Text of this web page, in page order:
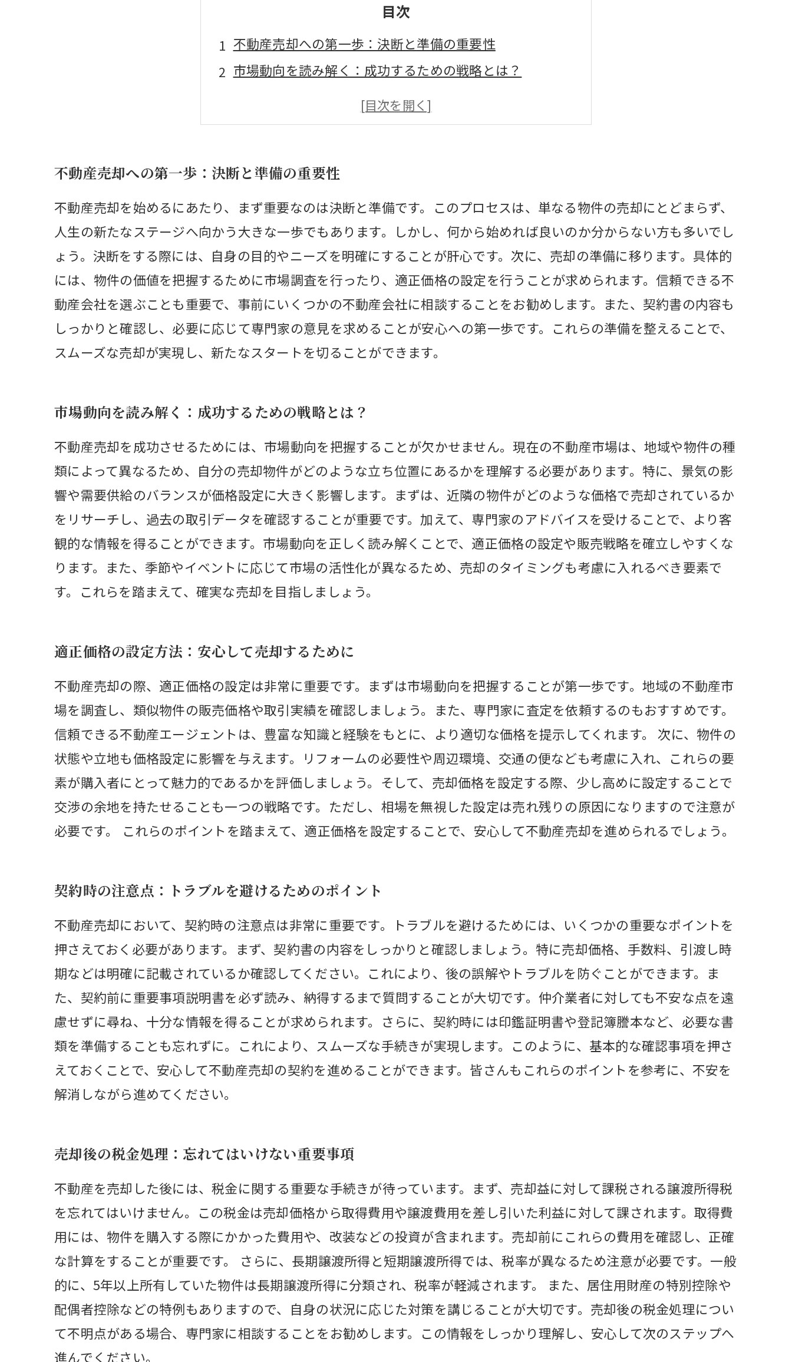
目次
不動産売却への第一歩：決断と準備の重要性
市場動向を読み解く：成功するための戦略とは？
適正価格の設定方法：安心して売却するために
契約時の注意点：トラブルを避けるためのポイント
実体験から学ぶ：成功事例に学ぶ不動産売却の秘訣
安心して任せる不動産売却：新たなスタートを応援します
不動産売却への第一歩：決断と準備の重要性
不動産売却を始めるにあたり、まず重要なのは決断と準備です。このプロセスは、単なる物件の売却にとどまらず、
人生の新たなステージへ向かう大きな一歩でもあります。しかし、何から始めれば良いのか分からない方も多いでし
ょう。決断をする際には、自身の目的やニーズを明確にすることが肝心です。次に、売却の準備に移ります。具体的
には、物件の価値を把握するために市場調査を行ったり、適正価格の設定を行うことが求められます。信頼できる不
動産会社を選ぶことも重要で、事前にいくつかの不動産会社に相談することをお勧めします。また、契約書の内容も
しっかりと確認し、必要に応じて専門家の意見を求めることが安心への第一歩です。これらの準備を整えることで、
スムーズな売却が実現し、新たなスタートを切ることができます。
市場動向を読み解く：成功するための戦略とは？
不動産売却を成功させるためには、市場動向を把握することが欠かせません。現在の不動産市場は、地域や物件の種
類によって異なるため、自分の売却物件がどのような立ち位置にあるかを理解する必要があります。特に、景気の影
響や需要供給のバランスが価格設定に大きく影響します。まずは、近隣の物件がどのような価格で売却されているか
をリサーチし、過去の取引データを確認することが重要です。加えて、専門家のアドバイスを受けることで、より客
観的な情報を得ることができます。市場動向を正しく読み解くことで、適正価格の設定や販売戦略を確立しやすくな
ります。また、季節やイベントに応じて市場の活性化が異なるため、売却のタイミングも考慮に入れるべき要素で
す。これらを踏まえて、確実な売却を目指しましょう。
適正価格の設定方法：安心して売却するために
不動産売却の際、適正価格の設定は非常に重要です。まずは市場動向を把握することが第一歩です。地域の不動産市
場を調査し、類似物件の販売価格や取引実績を確認しましょう。また、専門家に査定を依頼するのもおすすめです。
信頼できる不動産エージェントは、豊富な知識と経験をもとに、より適切な価格を提示してくれます。 次に、物件の
状態や立地も価格設定に影響を与えます。リフォームの必要性や周辺環境、交通の便なども考慮に入れ、これらの要
素が購入者にとって魅力的であるかを評価しましょう。そして、売却価格を設定する際、少し高めに設定することで
交渉の余地を持たせることも一つの戦略です。ただし、相場を無視した設定は売れ残りの原因になりますので注意が
必要です。 これらのポイントを踏まえて、適正価格を設定することで、安心して不動産売却を進められるでしょう。
契約時の注意点：トラブルを避けるためのポイント
不動産売却において、契約時の注意点は非常に重要です。トラブルを避けるためには、いくつかの重要なポイントを
押さえておく必要があります。まず、契約書の内容をしっかりと確認しましょう。特に売却価格、手数料、引渡し時
期などは明確に記載されているか確認してください。これにより、後の誤解やトラブルを防ぐことができます。ま
た、契約前に重要事項説明書を必ず読み、納得するまで質問することが大切です。仲介業者に対しても不安な点を遠
慮せずに尋ね、十分な情報を得ることが求められます。さらに、契約時には印鑑証明書や登記簿謄本など、必要な書
類を準備することも忘れずに。これにより、スムーズな手続きが実現します。このように、基本的な確認事項を押さ
えておくことで、安心して不動産売却の契約を進めることができます。皆さんもこれらのポイントを参考に、不安を
解消しながら進めてください。
売却後の税金処理：忘れてはいけない重要事項
不動産を売却した後には、税金に関する重要な手続きが待っています。まず、売却益に対して課税される譲渡所得税
を忘れてはいけません。この税金は売却価格から取得費用や譲渡費用を差し引いた利益に対して課されます。取得費
用には、物件を購入する際にかかった費用や、改装などの投資が含まれます。売却前にこれらの費用を確認し、正確
な計算をすることが重要です。 さらに、長期譲渡所得と短期譲渡所得では、税率が異なるため注意が必要です。一般
的に、5年以上所有していた物件は長期譲渡所得に分類され、税率が軽減されます。 また、居住用財産の特別控除や
配偶者控除などの特例もありますので、自身の状況に応じた対策を講じることが大切です。売却後の税金処理につい
て不明点がある場合、専門家に相談することをお勧めします。この情報をしっかり理解し、安心して次のステップへ
進んでください。